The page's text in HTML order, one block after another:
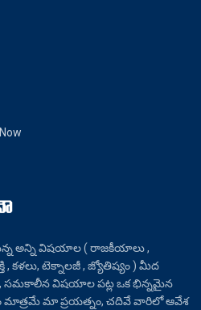
అన్ని విషయాల ( రాజకీయాలు ,
, కళలు, టెక్నాలజీ , జ్యోతిష్యం ) మీద
సమకాలీన విషయాల పట్ల ఒక భిన్నమైన
మాత్రమే మా ప్రయత్నం, చదివే వారిలో ఆవేశ